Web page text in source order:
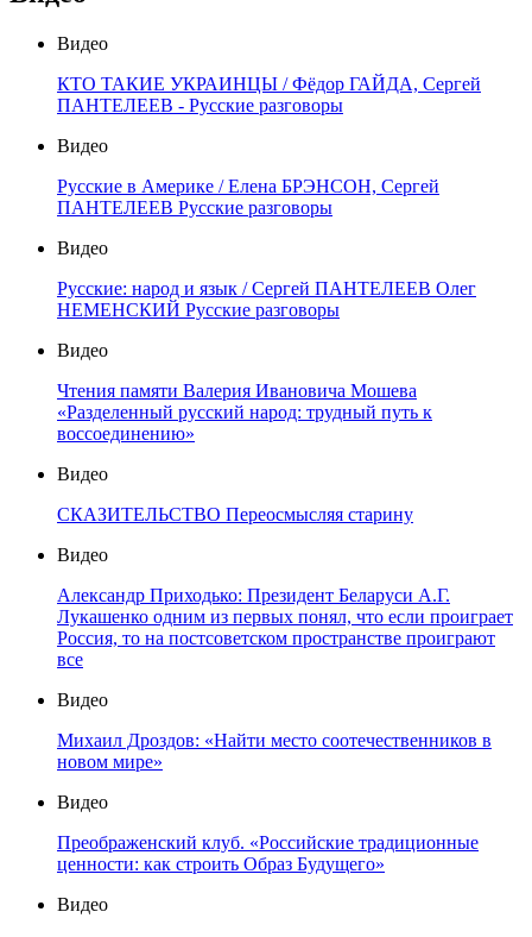
Видео
КТО ТАКИЕ УКРАИНЦЫ / Фёдор ГАЙДА, Сергей
ПАНТЕЛЕЕВ - Русские разговоры
Видео
Русские в Америке / Елена БРЭНСОН, Сергей
ПАНТЕЛЕЕВ Русские разговоры
Видео
Русские: народ и язык / Сергей ПАНТЕЛЕЕВ Олег
НЕМЕНСКИЙ Русские разговоры
Видео
Чтения памяти Валерия Ивановича Мошева
«Разделенный русский народ: трудный путь к
воссоединению»
Видео
СКАЗИТЕЛЬСТВО Переосмысляя старину
Видео
Александр Приходько: Президент Беларуси А.Г.
Лукашенко одним из первых понял, что если проиграет
Россия, то на постсоветском пространстве проиграют
все
Видео
Михаил Дроздов: «Найти место соотечественников в
новом мире»
Видео
Преображенский клуб. «Российские традиционные
ценности: как строить Образ Будущего»
Видео